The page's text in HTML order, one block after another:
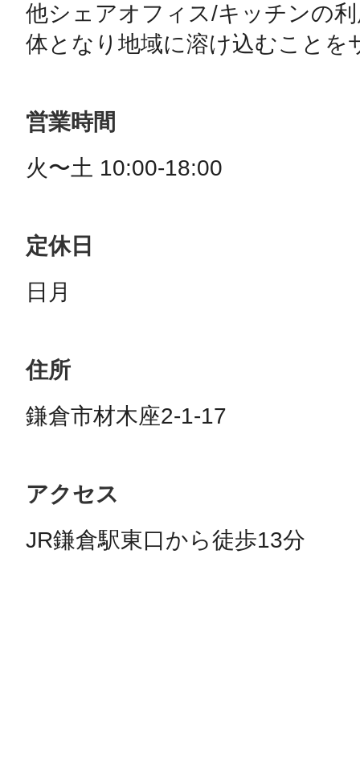
他シェアオフィス/キッチンの
体となり地域に溶け込むことを
営業時間
定休日
日月
住所
鎌倉市材木座2-1-17
アクセス
JR鎌倉駅東口から徒歩13分